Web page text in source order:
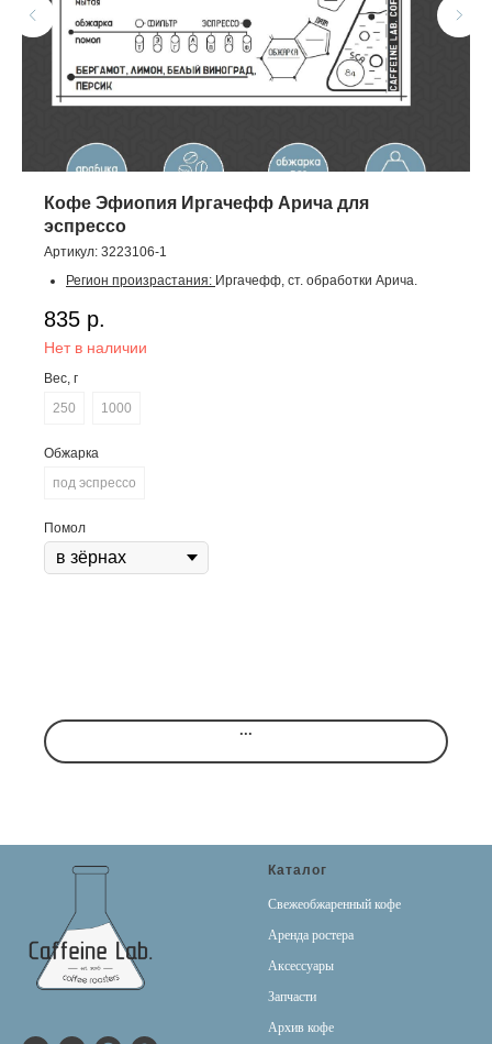
Кофе Эфиопия Иргачефф Арича для
эспрессо
Артикул: 3223106-1
Регион произрастания: Иргачефф, ст. обработки Арича.
Высота произрастания:
Оценка SCA:
835 р.
Нет в наличии
Вес, г
250
1000
Обжарка
под эспрессо
Помол
...
Каталог
Свежеобжаренный кофе
Аренда ростера
Аксессуары
Запчасти
Архив кофе